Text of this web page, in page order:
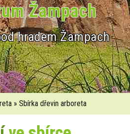
Žampach
hradem Žampach
» Sbírka dřevin arboreta